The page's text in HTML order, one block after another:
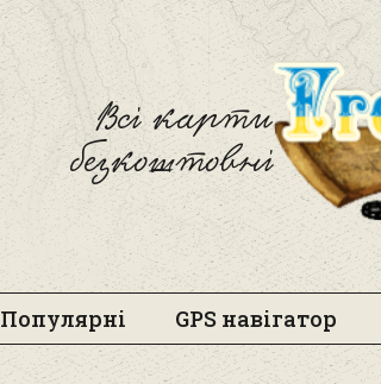
Всі карти
безкоштовні
Популярні GPS навігатор